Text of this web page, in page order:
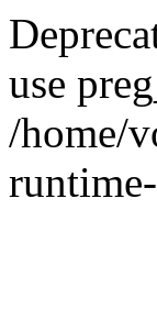
use
/home/